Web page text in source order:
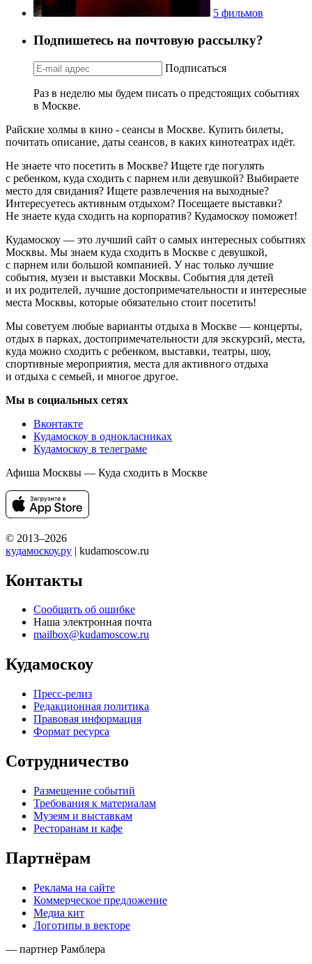
5 фильмов
Подпишетесь на почтовую рассылку?
Подписаться
Раз в неделю мы будем писать о предстоящих событиях
в Москве.
Райские холмы в кино - сеансы в Москве. Купить билеты,
почитать описание, даты сеансов, в каких кинотеатрах идёт.
Не знаете что посетить в Москве? Ищете где погулять
с ребенком, куда сходить с парнем или девушкой? Выбираете
место для свидания? Ищете развлечения на выходные?
Интересуетесь активным отдыхом? Посещаете выставки?
Не знаете куда сходить на корпоратив? Кудамоскоу поможет!
Кудамоскоу — это лучший сайт о самых интересных событиях
Москвы. Мы знаем куда сходить в Москве с девушкой,
с парнем или большой компанией. У нас только лучшие
события, музеи и выставки Москвы. События для детей
и их родителей, лучшие достопримечательности и интересные
места Москвы, которые обязательно стоит посетить!
Мы советуем любые варианты отдыха в Москве — концерты,
отдых в парках, достопримечательности для экскурсий, места,
куда можно сходить с ребенком, выставки, театры, шоу,
спортивные мероприятия, места для активного отдыха
и отдыха с семьей, и многое другое.
Мы в социальных сетях
Вконтакте
Кудамоскоу в однокласниках
Кудамоскоу в телеграме
Афиша Москвы — Куда сходить в Москве
© 2013–2026
кудамоскоу.ру | kudamoscow.ru
Контакты
Сообщить об ошибке
Наша электронная почта
mailbox@kudamoscow.ru
Кудамоскоу
Пресс-релиз
Редакционная политика
Правовая информация
Формат ресурса
Сотрудничество
Размещение событий
Требования к материалам
Музеям и выставкам
Ресторанам и кафе
Партнёрам
Реклама на сайте
Коммерческое предложение
Медиа кит
Логотипы в векторе
— партнер Рамблера